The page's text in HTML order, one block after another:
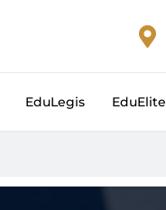
EduLegis EduElite